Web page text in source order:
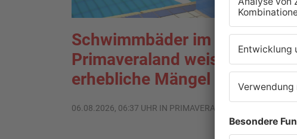
Schwimmbäder im
Primaveraland weisen teils
erhebliche Mängel auf
06.08.2026, 06:37 UHR IN PRIMAVERALAND